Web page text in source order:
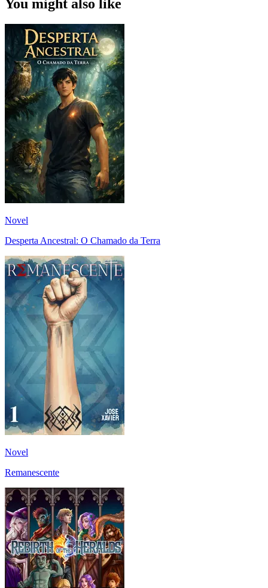
You might also like
Novel
Desperta Ancestral: O Chamado da Terra
Novel
Remanescente